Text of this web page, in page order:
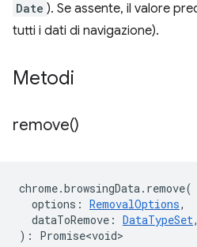
Date ). Se assente, il valore
tutti i dati di navigazione).
Metodi
remove()
chrome.browsingData. remove(
options : RemovalOptions,
dataToRemove : DataTypeSet,
) : Promise<void>